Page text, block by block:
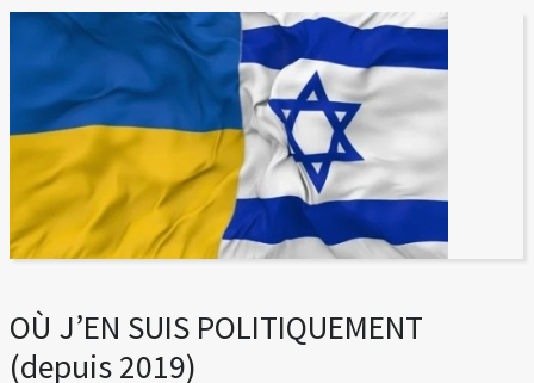
OÙ J’EN SUIS POLITIQUEMENT
(depuis 2019)